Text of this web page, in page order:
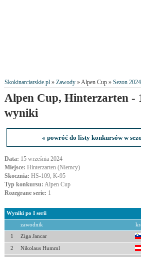
Skokinarciarskie.pl» Zawody» Alpen Cup » Sezon
Alpen Cup, Hinterzarten -
wyniki
« powróć do listy konkursów w
Data: 15 września 2024
Miejsce: Hinterzarten (Niemcy)
Skocznia: HS-109, K-95
Typ konkursu: Alpen Cup
Rozegrane serie: 1
Wyniki po I serii
zawodnik
1 Ziga Jancar
2 Nikolaus Humml